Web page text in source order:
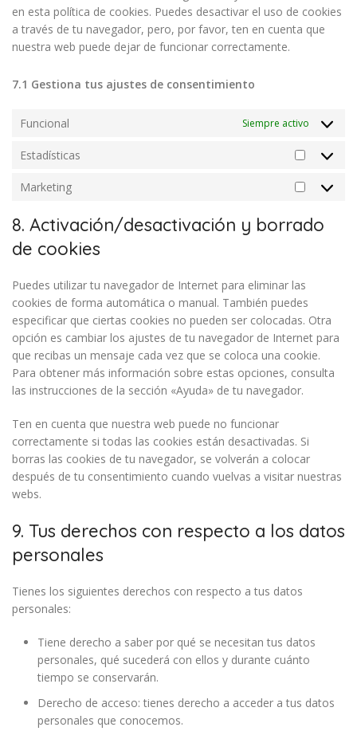
en esta política de cookies. Puedes desactivar el uso de cookies
a través de tu navegador, pero, por favor, ten en cuenta que
nuestra web puede dejar de funcionar correctamente.
7.1 Gestiona tus ajustes de consentimiento
Funcional Siempre activo
Estadísticas
Marketing
8. Activación/desactivación y borrado
de cookies
Puedes utilizar tu navegador de Internet para eliminar las
cookies de forma automática o manual. También puedes
especificar que ciertas cookies no pueden ser colocadas. Otra
opción es cambiar los ajustes de tu navegador de Internet para
que recibas un mensaje cada vez que se coloca una cookie.
Para obtener más información sobre estas opciones, consulta
las instrucciones de la sección «Ayuda» de tu navegador.
Ten en cuenta que nuestra web puede no funcionar
correctamente si todas las cookies están desactivadas. Si
borras las cookies de tu navegador, se volverán a colocar
después de tu consentimiento cuando vuelvas a visitar nuestras
webs.
9. Tus derechos con respecto a los datos
personales
Tienes los siguientes derechos con respecto a tus datos
personales:
Tiene derecho a saber por qué se necesitan tus datos
personales, qué sucederá con ellos y durante cuánto
tiempo se conservarán.
Derecho de acceso: tienes derecho a acceder a tus datos
personales que conocemos.